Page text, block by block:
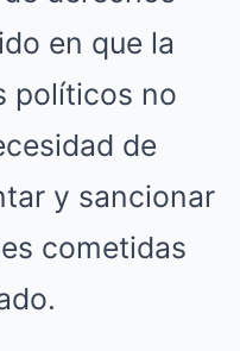
en que la
políticos no
de
y sancionar
cometidas